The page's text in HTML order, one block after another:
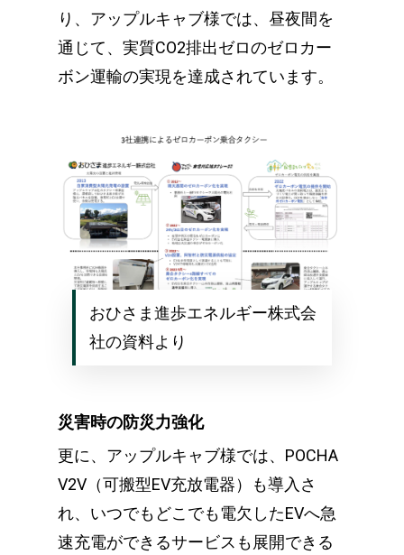
り、アップルキャブ様では、昼夜間を
通じて、実質CO2排出ゼロのゼロカー
ボン運輸の実現を達成されています。
おひさま進歩エネルギー株式会
社の資料より
災害時の防災力強化
更に、アップルキャブ様では、POCHA
V2V（可搬型EV充放電器）も導入さ
れ、いつでもどこでも電欠したEVへ急
速充電ができるサービスも展開できる